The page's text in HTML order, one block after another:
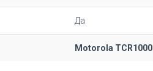
Да
Motorola TCR1000